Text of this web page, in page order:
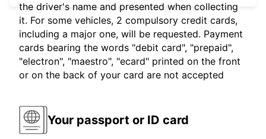
the driver's name and presented when collecting
it. For some vehicles, 2 compulsory credit cards,
including a major one, will be requested. Payment
cards bearing the words "debit card", "prepaid",
"electron", "maestro", "ecard" printed on the front
or on the back of your card are not accepted
Your passport or ID card